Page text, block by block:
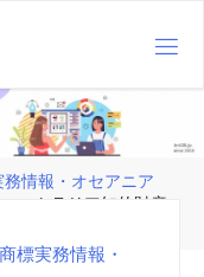
務情報・オセアニア
ーストラリア知的財産
商標実務情報・